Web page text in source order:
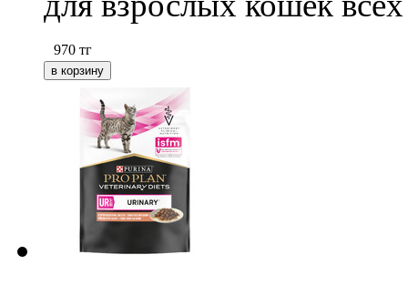
970 тг